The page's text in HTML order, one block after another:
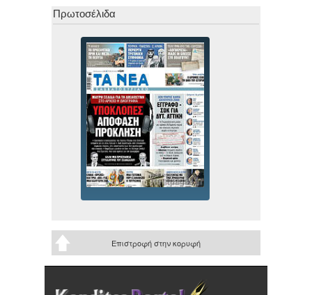
Πρωτοσέλιδα
Επιστροφή στην κορυφή